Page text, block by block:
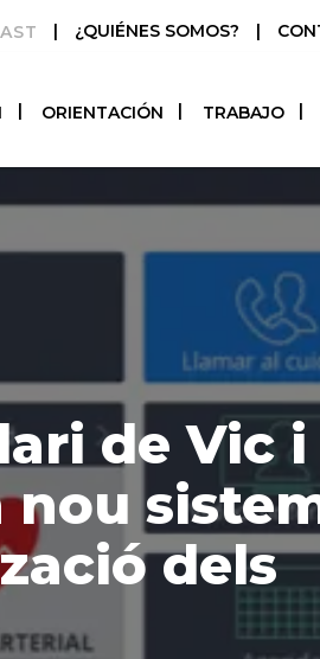
| ¿QUIÉNES SOMOS? |
ORIENTACIÓN TRABAJO
de Vic i
dels